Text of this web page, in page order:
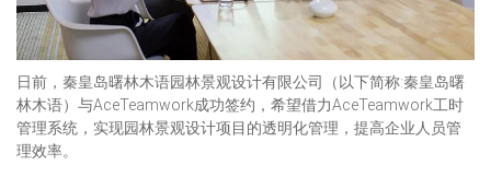
日前，秦皇岛曙林木语园林景观设计有限公司（以下简称:秦皇岛曙
林木语）与AceTeamwork成功签约，希望借力AceTeamwork工时
管理系统，实现园林景观设计项目的透明化管理，提高企业人员管
理效率。